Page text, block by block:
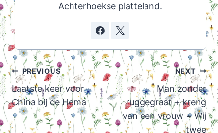
Achterhoekse platteland.
Post
navigation
PREVIOUS
Laatste keer voor
China bij de Hema
NEXT
Man zonder
ruggegraat + kreng
van een vrouw = Wij
twee